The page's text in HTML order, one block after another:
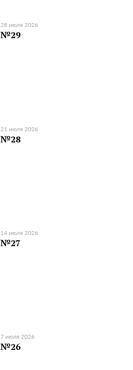
28 июля 2026
№29
21 июля 2026
№28
14 июля 2026
№27
7 июля 2026
№26